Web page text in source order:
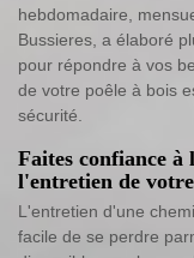
hebdomadaire,
Bussieres, a élaboré
pour répondre à vos
de votre poêle à bois
sécurité.
Faites confiance à
l'entretien de
L'entretien d'une
facile de se perdre